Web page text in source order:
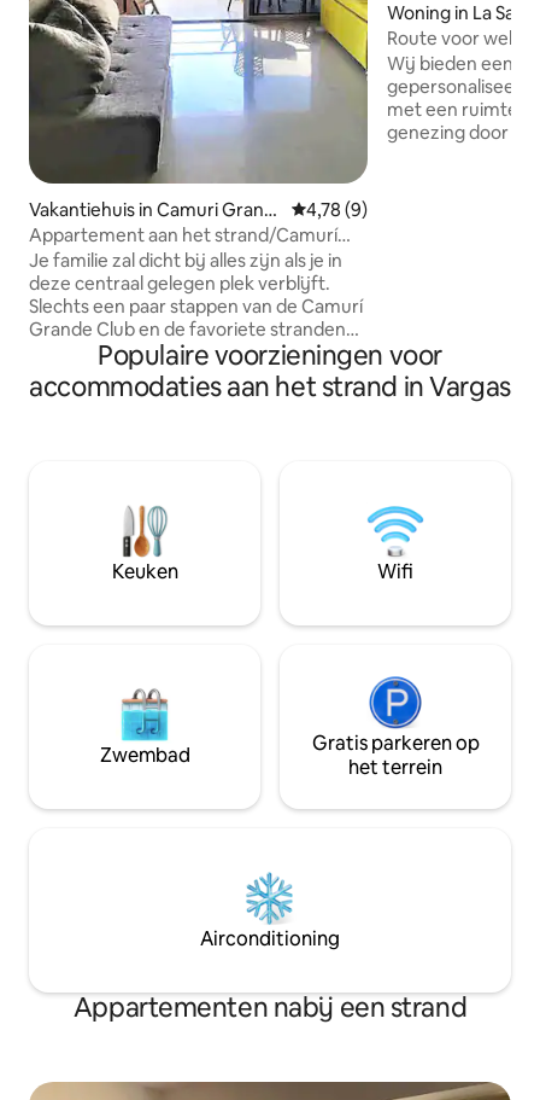
Vakantiehuis in Camuri Grand
e
Gemiddelde beoordeling van
4,78 (9)
Appartement aan het strand/Camurí
Grande
Je familie zal dicht bij alles zijn als je in
deze centraal gelegen plek verblijft.
Slechts een paar stappen van de Camurí
Grande Club en de favoriete stranden
aan de kust ( Playa Pelua, Playa
Pantaleta) en zeer dicht bij Los Caracas,
Anare en Care. Het is gelegen in een
metselwerk, een uitgeruste keuken,
een badkamer, een comfortabel balkon
met eettafel en ruimte voor een
Woning in La
Route voor
Cundeamor
Wij bieden een
met een ruimte
genezing door
culturele
economie
Populaire voorzieningen voor
accommodaties aan het strand in Vargas
Keuken Wifi
Zwembad
Gratis parkeren op
het terrein
Airconditioning
Appartementen nabij een strand